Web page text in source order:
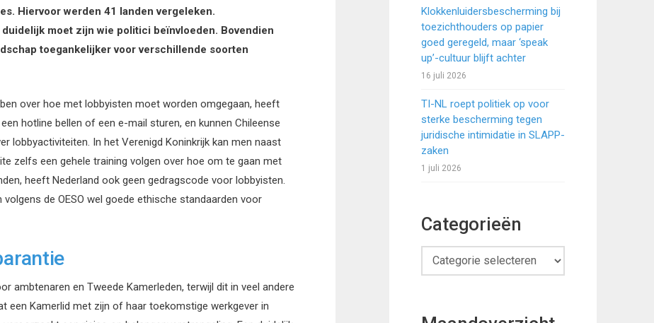
Hiervoor werden 41 landen vergeleken.
moet zijn wie politici beïnvloeden. Bovendien
toegankelijker voor verschillende soorten
over hoe met lobbyisten moet worden omgegaan, heeft
hotline bellen of een e-mail sturen, en kunnen Chileense
lobbyactiviteiten. In het Verenigd Koninkrijk kan men naast
zelfs een gehele training volgen over hoe om te gaan met
heeft Nederland ook geen gedragscode voor lobbyisten.
de OESO wel goede ethische standaarden voor
ambtenaren en Tweede Kamerleden, terwijl dit in veel andere
een Kamerlid met zijn of haar toekomstige werkgever in
Klokkenluidersbescherming bij
toezichthouders op papier
goed geregeld, maar ‘speak
up’-cultuur blijft achter
16 juli 2026
TI-NL roept politiek op voor
sterke bescherming tegen
juridische intimidatie in SLAPP-
zaken
1 juli 2026
Categorieën
Categorieën